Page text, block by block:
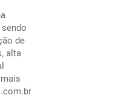
de
alta